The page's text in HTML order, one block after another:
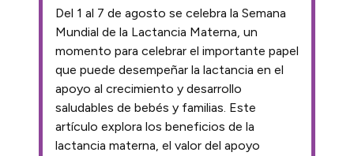
Del 1 al 7 de agosto se celebra la Semana
Mundial de la Lactancia Materna, un
momento para celebrar el importante papel
que puede desempeñar la lactancia en el
apoyo al crecimiento y desarrollo
saludables de bebés y familias. Este
artículo explora los beneficios de la
lactancia materna, el valor del apoyo